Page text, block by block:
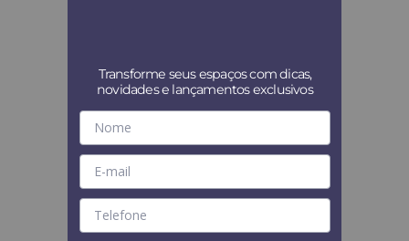
Transforme seus espaços com dicas,
novidades e lançamentos exclusivos